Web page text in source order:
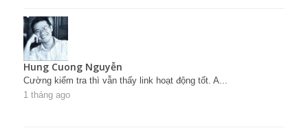
Hung Cuong Nguyễn
Cường kiểm tra thì vẫn thấy link hoạt động tốt. A...
1 tháng ago